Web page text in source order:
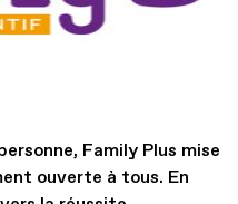
Family Plus mise
ouverte à tous. En